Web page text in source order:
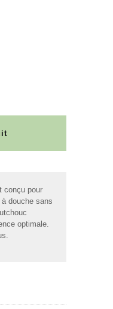
conçu pour
douche sans
optimale.